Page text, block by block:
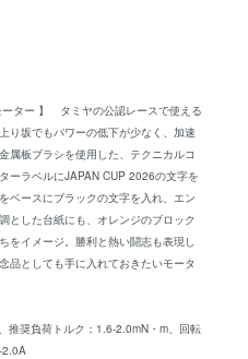
ーター 】 タミヤの公認レースで使える
り坂でもパワーの低下が少なく、加速
属板ブラシを使用した、テクニカルコ
ーラベルにJAPAN CUP 2026の文字を
ベースにブラックの文字を入れ、エン
とした台紙にも、オレンジのブロック
をイメージ。勝利と熱い闘志も表現し
品としても手に入れておきたいモータ
推奨負荷トルク：1.6-2.0mN・m、回転
2.0A